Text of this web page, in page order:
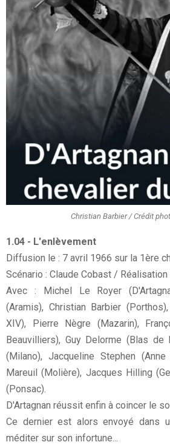
Christian Barbier / Crédit
1.04 - L'enlèvement
Diffusion le : 7 avril 1966 sur la 1ère
Scénario : Claude Cobast / Réalisation
Avec : Michel Le Royer
(Aramis), Christian Barbier
XIV), Pierre Nègre (Mazarin),
Beauvilliers), Guy Delorme (Blas de
(Milano), Jacqueline Stephen
Mareuil (Molière), Jacques Hilling
(Ponsac).
D'Artagnan réussit enfin à coincer le
Ce dernier est alors envoyé dans
méditer sur son infortune...